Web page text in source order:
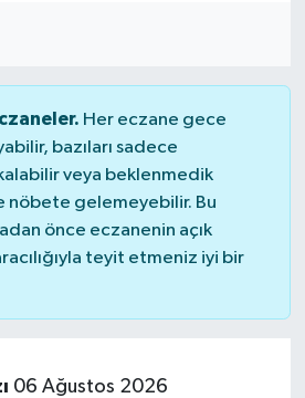
Her eczane gece
bazıları sadece
veya beklenmedik
nöbete gelemeyebilir. Bu
önce eczanenin açık
teyit etmeniz iyi bir
06 Ağustos 2026